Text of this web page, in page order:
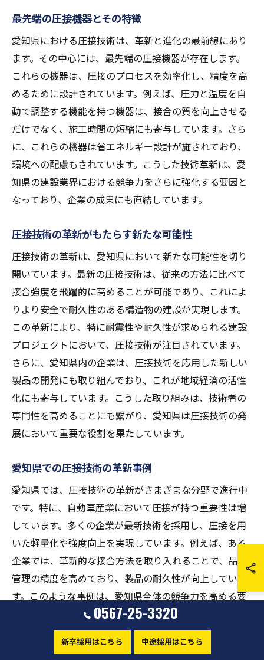
最先端の圧接機器とその特徴
愛知県における圧接技術は、革新と進化の最前線にあり
ます。その中心には、最先端の圧接機器が存在します。
これらの機器は、圧接のプロセスを効率化し、精度を高
めるために設計されています。例えば、圧力と温度を自
動で調整する機能を持つ機器は、接合の質を向上させる
だけでなく、施工時間の短縮にも寄与しています。さら
に、これらの機器は省エネルギー設計が施されており、
環境への配慮もされています。こうした技術革新は、愛
知県の建設業界における競争力をさらに強化する要因と
なっており、企業の成果にも直結しています。
圧接技術の革新がもたらす新たな可能性
圧接技術の革新は、愛知県において新たな可能性を切り
開いています。最新の圧接技術は、従来の方法に比べて
接合強度を飛躍的に高めることが可能であり、これによ
りより安全で耐久性のある構造物の建設が実現します。
この革新により、特に耐震性や耐久性が求められる建設
プロジェクトにおいて、圧接技術が注目されています。
さらに、愛知県内の企業は、圧接技術を応用した新しい
製品の開発にも取り組んでおり、これが地域経済の活性
化にも寄与しています。こうした取り組みは、技術者の
専門性を高めることにも繋がり、愛知県は圧接技術の発
展において重要な役割を果たしています。
愛知県での圧接技術の革新事例
愛知県では、圧接技術の革新がさまざまな分野で進行中
です。特に、自動車産業において圧接が持つ重要性は増
しています。多くの企業が最新技術を採用し、圧接を用
いた軽量化や強度向上を実現しています。例えば、ある
企業では、革新的な接合方法を取り入れることで、品質
管理の精度を高めており、製品の耐久性が向上していま
す。このような事例は、愛知県全体の競争力を高める要
因となっており、圧接技術が地域産業に果たす役割を一
層際立たせています。また、圧接技術の進化は、今後も
新たな可能性を広げるでしょう。
0567-25-3320
新卒採用はこちら 中途採用はこちら